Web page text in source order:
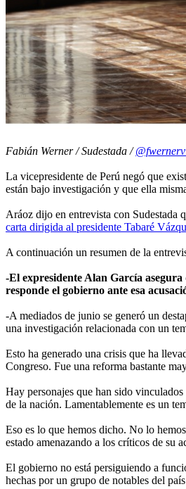
Fabián Werner / Sudestada /@fwernerv
La vicepresidente de Perú negó que
están bajo investigación y que ella
Aráoz dijo en entrevista con Sudestada
carta dirigida al presidente Tabaré
A continuación un resumen de la
-El expresidente Alan García
responde el gobierno ante esa
-A mediados de junio se generó un
una investigación relacionada con un
Esto ha generado una crisis que ha
Congreso. Fue una reforma bastante
Hay personajes que han sido
de la nación. Lamentablemente es un
Eso es lo que hemos dicho. No lo
estado amenazando a los críticos de su
El gobierno no está persiguiendo a
hechas por un grupo de notables del